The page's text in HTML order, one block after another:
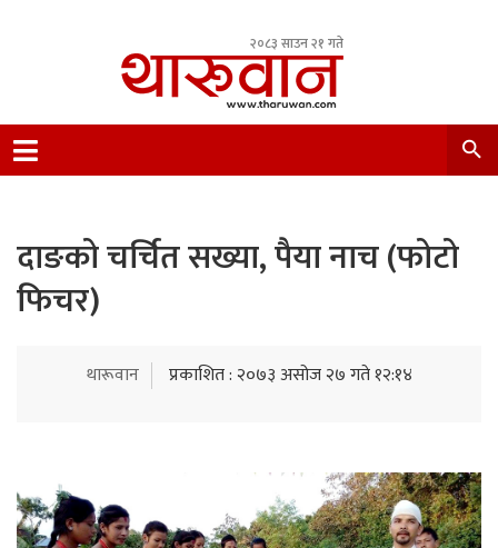
२०८३ साउन २१ गते
Nepal.
दाङको चर्चित सख्या, पैया नाच (फोटो
फिचर)
थारूवान प्रकाशित : २०७३ असोज २७ गते १२:१४